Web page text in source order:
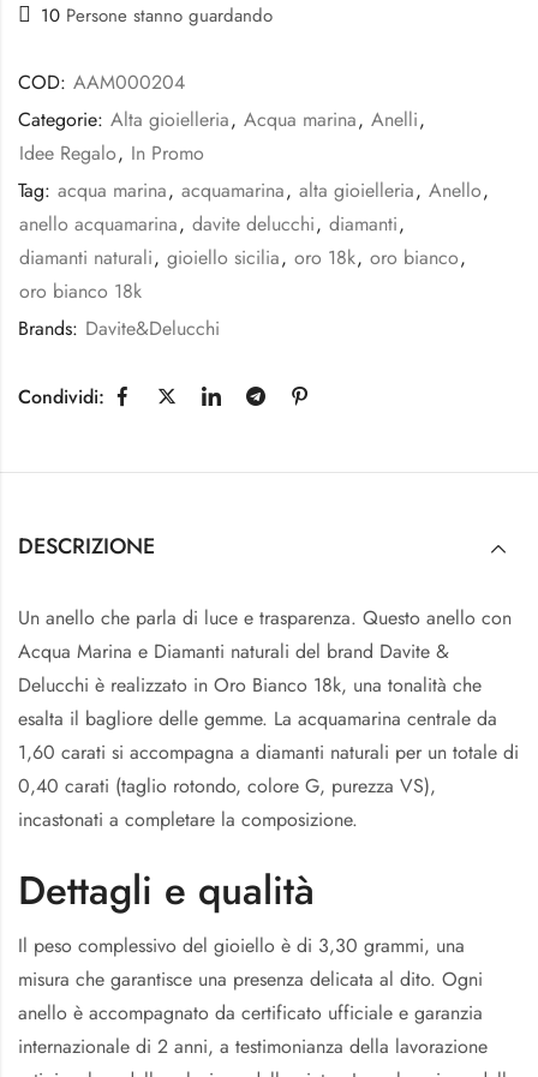
10 Persone stanno guardando
COD: AAM000204
Categorie: Alta gioielleria, Acqua marina, Anelli,
Idee Regalo, In Promo
Tag: acqua marina, acquamarina, alta gioielleria, Anello,
anello acquamarina, davite delucchi, diamanti,
diamanti naturali, gioiello sicilia, oro 18k, oro bianco,
oro bianco 18k
Brands: Davite&Delucchi
Condividi:
DESCRIZIONE
Un anello che parla di luce e trasparenza. Questo anello con
Acqua Marina e Diamanti naturali del brand Davite &
Delucchi è realizzato in Oro Bianco 18k, una tonalità che
esalta il bagliore delle gemme. La acquamarina centrale da
1,60 carati si accompagna a diamanti naturali per un totale di
0,40 carati (taglio rotondo, colore G, purezza VS),
incastonati a completare la composizione.
Dettagli e qualità
Il peso complessivo del gioiello è di 3,30 grammi, una
misura che garantisce una presenza delicata al dito. Ogni
anello è accompagnato da certificato ufficiale e garanzia
internazionale di 2 anni, a testimonianza della lavorazione